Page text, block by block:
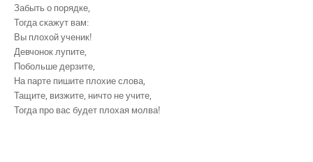
Забыть о порядке,
Тогда скажут вам:
Вы плохой ученик!
Девчонок лупите,
Побольше дерзите,
На парте пишите плохие слова,
Тащите, визжите, ничто не учите,
Тогда про вас будет плохая молва!